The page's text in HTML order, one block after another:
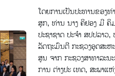
ໂດຍການເປັນປະທານຂອງ
ສຸກ, ທ່ານ ນາງ ຄິຢອງ ມີ ຄິ
ປະຊາຊາດ ປະຈຳ ສປປລາ
ລັດຖະມົນຕີ ກະຊວງອຸດສະ
ສູນ ຈາກ ກະຊວງສາທາລະນ
ການ ຕ່າງປະ ເທດ, ສະພາແ